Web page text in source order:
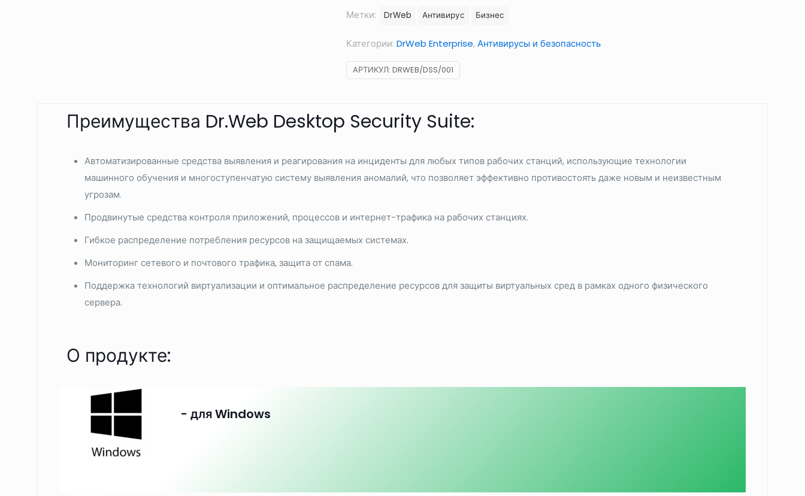
Security
Метки: DrWeb Антивирус Бизнес
Категории: DrWeb Enterprise,Антивирусы и безопасность
АРТИКУЛ: DRWEB/DSS/001
Преимущества Dr.Web Desktop Security Suite:
Автоматизированные средства выявления и реагирования на инциденты для любых типов рабочих станций, использующие технологии
машинного обучения и многоступенчатую систему выявления аномалий, что позволяет эффективно противостоять даже новым и неизвестным
угрозам.
Продвинутые средства контроля приложений, процессов и интернет-трафика на рабочих станциях.
Гибкое распределение потребления ресурсов на защищаемых системах.
Мониторинг сетевого и почтового трафика, защита от спама.
Поддержка технологий виртуализации и оптимальное распределение ресурсов для защиты виртуальных сред в рамках одного физического
сервера.
О продукте:
- для Windows